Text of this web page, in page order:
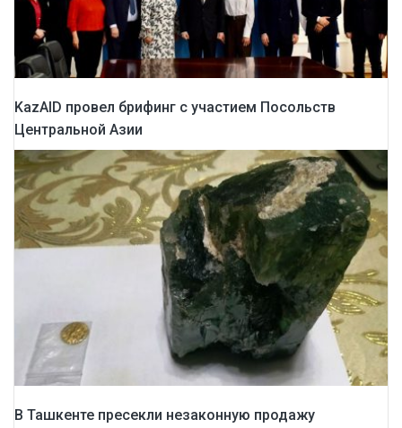
KazAID провел брифинг с участием Посольств
Центральной Азии
В Ташкенте пресекли незаконную продажу